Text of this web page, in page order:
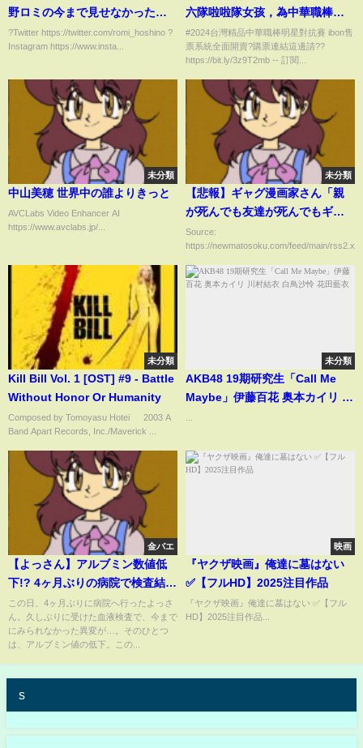
野ロミの今まで見せなかった給
料を公開します。
?Twitter https://twitter.com/romi_hoshino ?
Instagram https://www.insta...
六隊啦啦隊女孩，為中華職棒明
星對抗賽帶來精彩且盛大的賽前
表演!
#2024台灣精品中華職棒明星對抗賽 ibon售
票系統全面開賣?購票連結這邊請??
https://bit.ly/3z9T2mb -- 訂閱...
未分類
中山美穂 世界中の誰よりきっと
AVCLabs Video Enhancer AI
https://www.avclabs.jp/...
未分類
【悲報】ギャグ漫画家さん「親
が死んでも友達が死んでもギャ
グを描かなきゃいけない。気が
狂う」
Source:
https://newmatosoku.com/feed/main/
未分類
Kill Bill Vol. 1 [OST] #9 - Battle
Without Honor Or Humanity
Composed by Tomoyasu Hotei © 2003 A
Band Apart Records, Inc./Maverick ...
未分類
AKB48 19期研究生「Call Me
Maybe」伊藤百花 奥本カイリ 川
金バエ
【よっさん】アルブミン数値低
下!? 4ヶ月ぶりの病院で検査結果
に異変!【金バエ】腹水の原因低
アルブミン
この日、4ヶ月ぶりに病院へ行ったよっさ
ん。久しぶりに受けた血液検査で、今まで
にみられなかった異変が…。そのひとつ
は、アルブミン値の低下。この...
映画
『ヤクザ映画』俺達に墓はない
✅【フルHD】2025注目作品
『ヤクザ映画』俺達に墓はない ✅【フル
HD】2025注目作品...
s